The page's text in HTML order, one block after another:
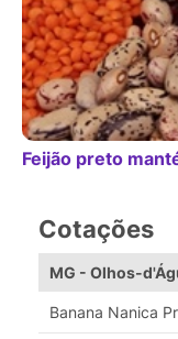
Feijão preto
Cotações
MG - Olhos-
Banana Nanica